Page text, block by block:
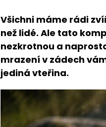
Všichni máme rádi
než lidé. Ale tato
nezkrotnou a
mrazení v zádech
jediná vteřina.